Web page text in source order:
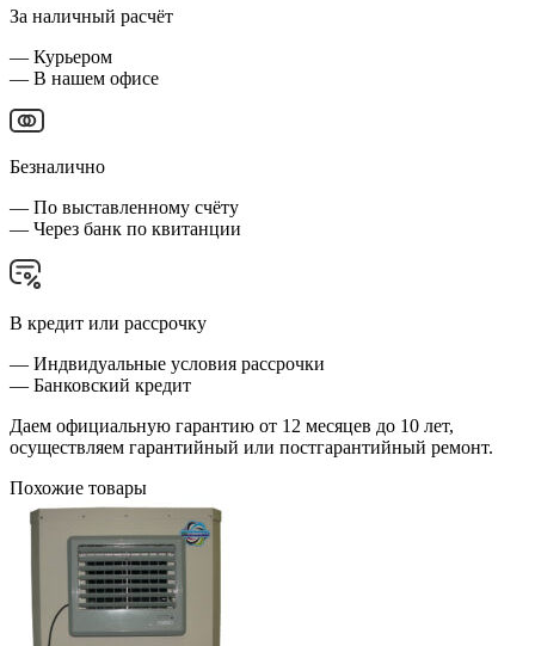
За наличный расчёт
— Курьером
— В нашем офисе
Безналично
— По выставленному счёту
— Через банк по квитанции
В кредит или рассрочку
— Индвидуальные условия рассрочки
— Банковский кредит
Даем официальную гарантию от 12 месяцев до 10 лет,
осуществляем гарантийный или постгарантийный ремонт.
Похожие товары